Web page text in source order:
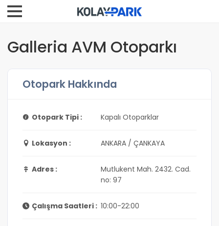
Galleria AVM Otoparkı
Otopark Hakkında
Otopark Tipi : Kapalı Otoparklar
Lokasyon : ANKARA / ÇANKAYA
Adres :
Mutlukent Mah. 2432. Cad.
no: 97
Çalışma Saatleri : 10:00-22:00